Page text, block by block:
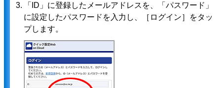
3.
「ID」に登録したメールアドレスを、「パスワード」
に設定したパスワードを入力し、［ログイン］をタッ
プします。